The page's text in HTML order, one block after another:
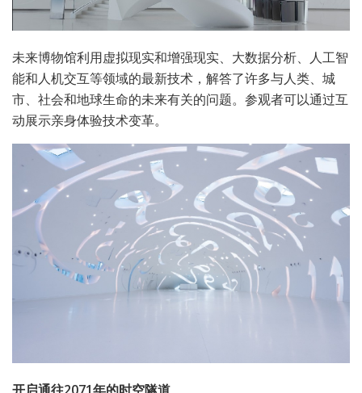
未来博物馆利用虚拟现实和增强现实、大数据分析、人工智
能和人机交互等领域的最新技术，解答了许多与人类、城
市、社会和地球生命的未来有关的问题。参观者可以通过互
动展示亲身体验技术变革。